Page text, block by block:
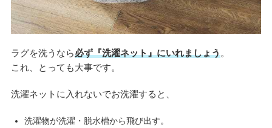
ラグを洗うなら必ず『洗濯ネット』にいれましょう。
これ、とっても大事です。
洗濯ネットに入れないでお洗濯すると、
洗濯物が洗濯・脱水槽から飛び出す。